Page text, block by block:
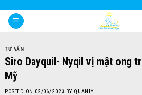
content
TƯ VẤN
Siro Dayquil- Nyqil vị mật ong
Mỹ
POSTED ON 02/06/2023 BY QUANLY